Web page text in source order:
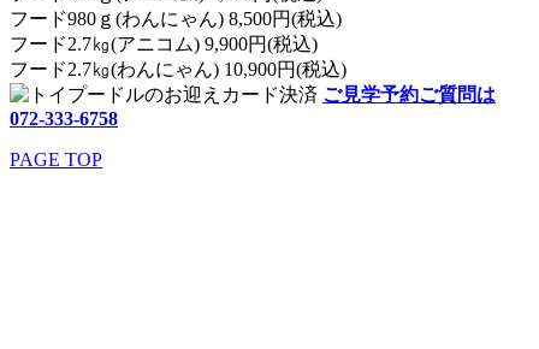
フード980ｇ(わんにゃん) 8,500円(税込)
フード2.7㎏(アニコム) 9,900円(税込)
フード2.7㎏(わんにゃん) 10,900円(税込)
ご見学予約ご質問は
072-333-6758
PAGE TOP